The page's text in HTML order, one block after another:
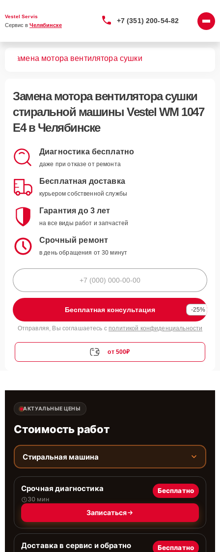
Vestel Servis
Сервис в Челябинске
+7 (351) 200-54-82
Замена мотора вентилятора сушки
Замена мотора вентилятора сушки
стиральной машины Vestel WM 1047
E4 в Челябинске
Диагностика бесплатно
даже при отказе от ремонта
Бесплатная доставка
курьером собственной службы
Гарантия до 3 лет
на все виды работ и запчастей
Срочный ремонт
в день обращения от 30 минут
Бесплатная консультация -25%
Отправляя, Вы соглашаетесь с политикой конфиденциальности
от 500₽
АКТУАЛЬНЫЕ ЦЕНЫ
Стоимость работ
Стиральная машина
Срочная диагностика
30 мин
Бесплатно
Записаться
Доставка в сервис и обратно Бесплатно